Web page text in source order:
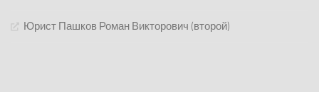
Юрист Пашков Роман Викторович (второй)